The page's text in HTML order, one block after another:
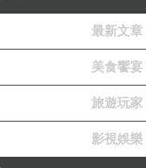
最新文章
美食饗宴
旅遊玩家
影視娛樂